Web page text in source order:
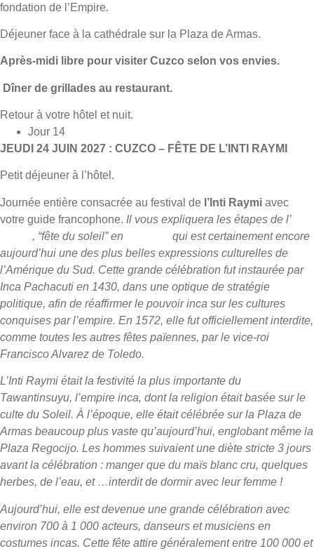
fondation de l’Empire.
Déjeuner face à la cathédrale sur la Plaza de Armas.
Après-midi libre pour visiter Cuzco selon vos envies.
Dîner de grillades au restaurant.
Retour à votre hôtel et nuit.
Jour 14
JEUDI 24 JUIN 2027 : CUZCO – FÊTE DE L’INTI RAYMI
Petit déjeuner à l’hôtel.
Journée entière consacrée au festival de l’Inti Raymi avec
votre guide francophone. Il vous expliquera les étapes de l’
, “fête du soleil” en
qui est certainement encore
aujourd’hui une des plus belles expressions culturelles de
l’Amérique du Sud. Cette grande célébration fut instaurée par
Inca Pachacuti en 1430, dans une optique de stratégie
politique, afin de réaffirmer le pouvoir inca sur les cultures
conquises par l’empire. En 1572, elle fut officiellement interdite,
comme toutes les autres fêtes païennes, par le vice-roi
Francisco Alvarez de Toledo.
L’Inti Raymi était la festivité la plus importante du
Tawantinsuyu, l’empire inca, dont la religion était basée sur le
culte du Soleil. À l’époque, elle était célébrée sur la Plaza de
Armas beaucoup plus vaste qu’aujourd’hui, englobant même la
Plaza Regocijo. Les hommes suivaient une diète stricte 3 jours
avant la célébration : manger que du maïs blanc cru, quelques
herbes, de l’eau, et …interdit de dormir avec leur femme !
Aujourd’hui, elle est devenue une grande célébration avec
environ 700 à 1 000 acteurs, danseurs et musiciens en
costumes incas. Cette fête attire généralement entre 100 000 et